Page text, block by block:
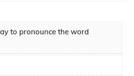
to pronounce the word